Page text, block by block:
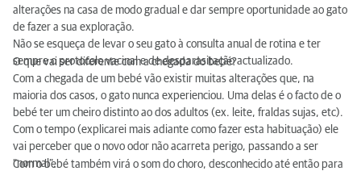
alterações na casa de modo gradual e dar sempre oportunidade ao gato
de fazer a sua exploração.
Não se esqueça de levar o seu gato à consulta anual de rotina e ter
sempre o protocolo vacinal e de desparasitação actualizado.
O que vai ser diferente com a chegada do bebé?
Com a chegada de um bebé vão existir muitas alterações que, na
maioria dos casos, o gato nunca experienciou. Uma delas é o facto de o
bebé ter um cheiro distinto ao dos adultos (ex. leite, fraldas sujas, etc).
Com o tempo (explicarei mais adiante como fazer esta habituação) ele
vai perceber que o novo odor não acarreta perigo, passando a ser
“normal”.
Com o bebé também virá o som do choro, desconhecido até então para